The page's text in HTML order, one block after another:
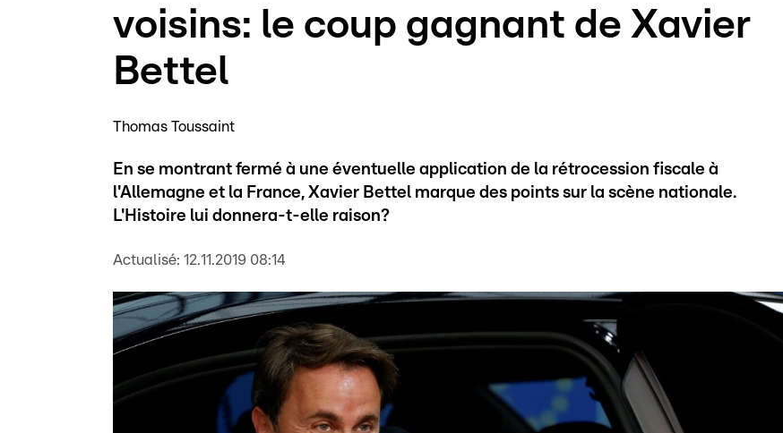
voisins: le coup gagnant de Xavier
Bettel
Thomas Toussaint
En se montrant fermé à une éventuelle application de la rétrocession fiscale à
l'Allemagne et la France, Xavier Bettel marque des points sur la scène nationale.
L'Histoire lui donnera-t-elle raison?
Actualisé: 12.11.2019 08:14